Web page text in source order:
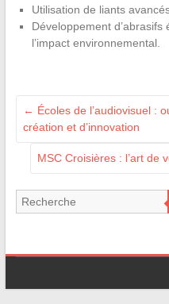
Utilisation de liants
Développement
l’impact environnemental.
← Écoles de l’audiovisuel :
création et d’innovation
MSC Croisières : l’art de